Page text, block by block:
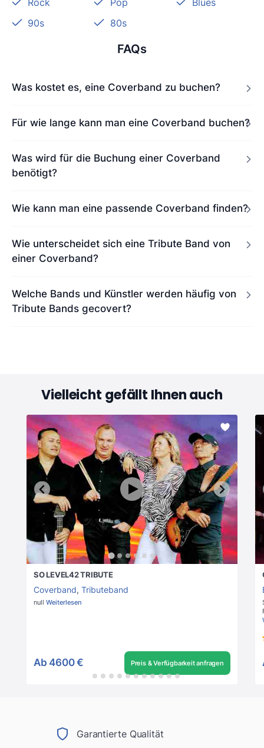
Rock Pop
Blues
90s
80s
FAQs
Was kostet es, eine Coverband zu buchen?
Für wie lange kann man eine Coverband buchen?
Was wird für die Buchung einer Coverband
benötigt?
Wie kann man eine passende Coverband finden?
Wie unterscheidet sich eine Tribute Band von
einer Coverband?
Welche Bands und Künstler werden häufig von
Tribute Bands gecovert?
Vielleicht gefällt Ihnen auch
SO LEVEL42 TRIBUTE
Coverband, Tributeband
null Weiterlesen
Ab 4600 € Preis & Verfügbarkeit anfragen
Garantierte Qualität